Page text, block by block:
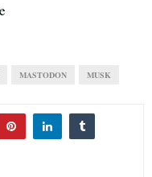
MASTODON MUSK